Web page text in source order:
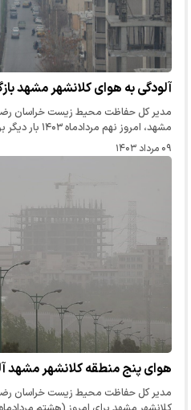
آلودگی به هوای کلانشهر مشهد
مدیر کل حفاظت محیط زیست خراسان
مشهد، امروز نهم مردادماه ۱۴۰۳ بار دیگر برای سومین روز در…
۰۹ مرداد ۱۴۰۳
هوای پنج منطقه کلانشهر مشهد
مدیر کل حفاظت محیط زیست خراسان